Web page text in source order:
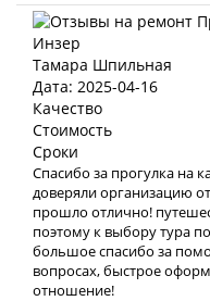
Тамара Шпильная
Дата: 2025-04-16
Качество
Стоимость
Сроки
Спасибо за прогулка на
доверяли организацию
прошло отлично!
поэтому к выбору тура
большое спасибо за
вопросах, быстрое
отношение!